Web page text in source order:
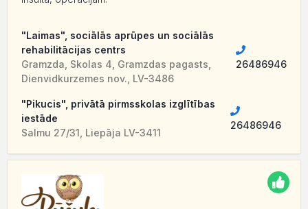
"Laimas", sociālās aprūpes un sociālās
rehabilitācijas centrs
Gramzda, Skolas 4, Gramzdas pagasts,
Dienvidkurzemes nov., LV-3486
26486946
"Pikucis", privātā pirmsskolas izglītības
iestāde
Salmu 27/31, Liepāja LV-3411
26486946